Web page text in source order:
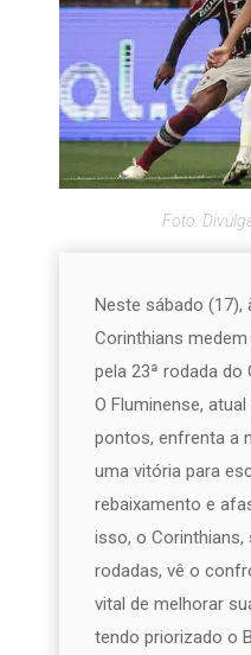
Foto:
Neste sábado (17),
Corinthians
pela 23ª rodada do
O Fluminense,
pontos, enfrenta a
uma vitória para
rebaixamento e
isso, o Corinthians,
rodadas, vê o
vital de melhorar
tendo priorizado o